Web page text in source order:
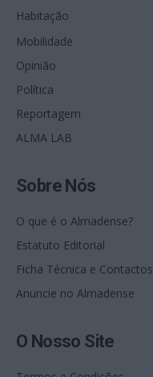
Habitação
Mobilidade
Opinião
Política
Reportagem
ALMA LAB
Sobre Nós
O que é o Almadense?
Estatuto Editorial
Ficha Técnica e Contactos
Anuncie no Almadense
O Nosso Site